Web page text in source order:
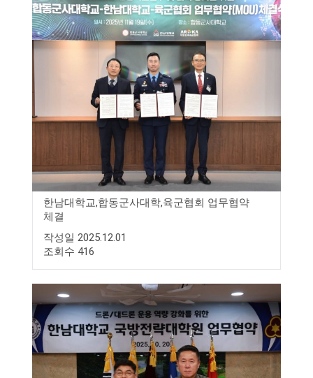
한남대학교,합동군사대학,육군협회 업무협약
체결
작성일 2025.12.01
조회수 416